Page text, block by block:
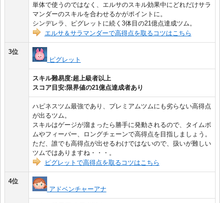
単体で使うのではなく、エルサのスキル効果中にどれだけサラ
マンダーのスキルを合わせるかがポイントに。
シンデレラ、ピグレットに続く3体目の21億点達成ツム。
エルサ＆サラマンダーで高得点を取るコツはこちら
3位
ピグレット
スキル難易度:超上級者以上
スコア目安:限界値の21億点達成者あり
ハピネスツム最強であり、プレミアムツムにも劣らない高得点
が出るツム。
スキルはゲージが溜まったら勝手に発動されるので、タイムボ
ムやフィーバー、ロングチェーンで高得点を目指しましょう。
ただ、誰でも高得点が出せるわけではないので、扱いが難しい
ツムではありますね・・・。
ピグレットで高得点を取るコツはこちら
4位
アドベンチャーアナ